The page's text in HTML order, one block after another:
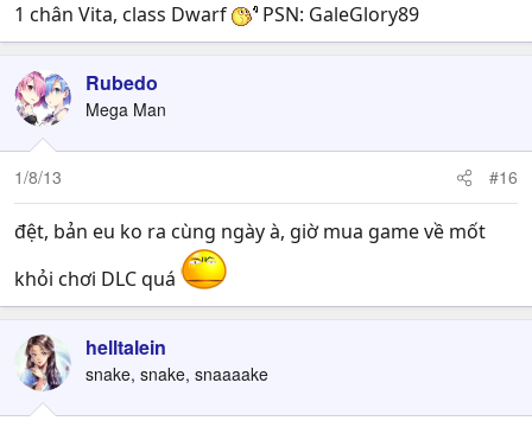
1 chân Vita, class Dwarf
PSN: GaleGlory89
Rubedo
Mega Man
1/8/13 #16
đệt, bản eu ko ra cùng ngày à, giờ mua game về mốt
khỏi chơi DLC quá
helltalein
snake, snake, snaaaake